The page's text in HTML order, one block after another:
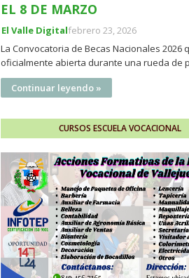
EL 8 DE MARZO
El Valle Digitalfebrero 23, 2026
La Convocatoria de Becas Nacionales 2026
oficialmente abierta durante una rueda de
Continuar leyendo »
CURSOS ESCUELA VOCACIONAL